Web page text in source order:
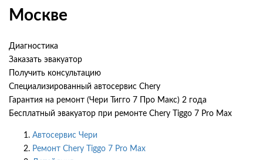
Москве
Диагностика
Заказать эвакуатор
Получить консультацию
Специализированный автосервис Chery
Гарантия на ремонт (Чери Тигго 7 Про Макс) 2 года
Бесплатный эвакуатор при ремонте Chery Tiggo 7 Pro Max
Автосервис Чери
Ремонт Chery Tiggo 7 Pro Max